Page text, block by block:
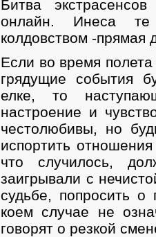
Битва
онлайн. Инеса
колдовством -прямая
Если во время
грядущие события
елке, то
настроение и
честолюбивы, но
испортить
что случилось,
заигрывали с
судьбе, попросить
коем случае не
говорят о резкой